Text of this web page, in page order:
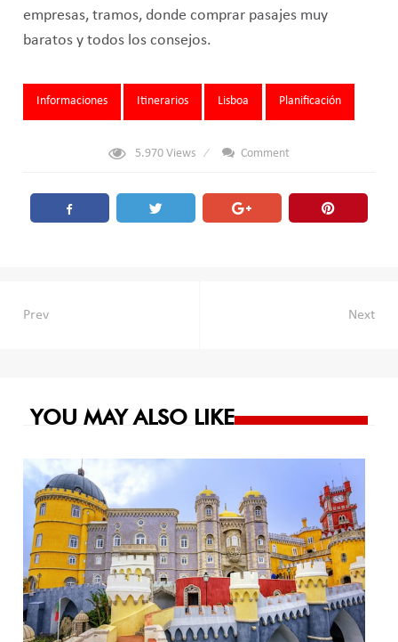
empresas, tramos, donde comprar pasajes muy
baratos y todos los consejos.
Tags:
Informaciones Itinerarios Lisboa Planificación
5.970 Views Comment
Navegación
Prev Next
YOU MAY ALSO LIKE